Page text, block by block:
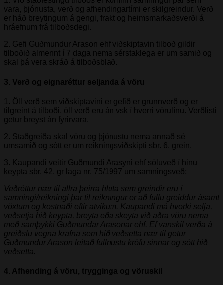
vara, þjónusta, verð og afhendingartími er skilgreindur. Verð
er háð breytingum á gengi, frakt og heimsmarkaðsverði á
hráefnum frá tilboðsdegi.
2. Gefi Guðmundur Arason ehf viðskiptavin tilboð gildir
tilboðið almennt í 7 daga nema sérstaklega er um samið og
skal þá vera skráð á tilboðsblað.
3. Verð og eignaréttur seljanda á vöru
1. Öll verð sem viðskiptavini er gefið er grunnverð og er
tilgreint á tilboði, öll verð eru án vsk í hverri vörulínu. Verðlisti
getur breyst án fyrirvara.
2. Staðgreiða skal vöru og þjónustu nema annað sé
umsamið og sótt er um reikningsviðskipti sbr. 6. grein.
3. Kaupandi veitir Guðmundi Arasyni ehf söluveð í hinu
keypta sbr. 42. gr laga nr. 75/1997 um samningsveð;
Veðréttur nær til allra þeirra hluta sem greindir eru í
samningi/reikningi þar til reikningur er að fullu greiddur ásamt
vöxtum og kostnaði eftir atvikum. Kaupandi má hvorki selja,
veðsetja hið keypta, breyta eða skeyta við aðra vöru nema
með samþykki Guðmundar Arasonar ehf. Ef vanskil verða á
greiðslu vegna krafna sem hið veðsetta nær til getur
Guðmundur Arason leitað fullnustu kröfu sinnar og sótt hið
veðsetta.
4. Afhending á vöru, trygginga og vöruskil